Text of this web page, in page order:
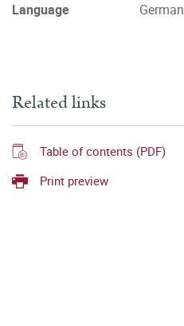
Language
German
Related links
Table of contents (PDF)
Print preview